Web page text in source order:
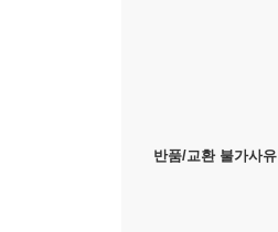
반품/교환 불가사유